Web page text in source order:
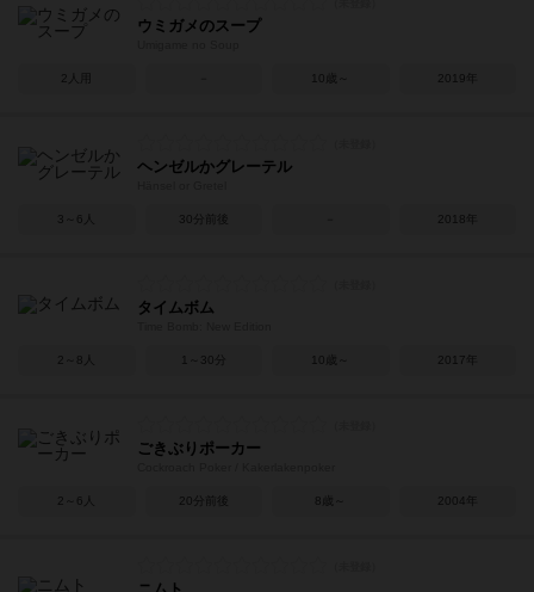
ウミガメのスープ
2人用 10歳～ 2019年
ヘンゼルかグレーテル
3～6人 30分前後 2018年
タイムボム
2～8人 1～30分 10歳～ 2017年
ごきぶりポーカー
2～6人 20分前後 8歳～ 2004年